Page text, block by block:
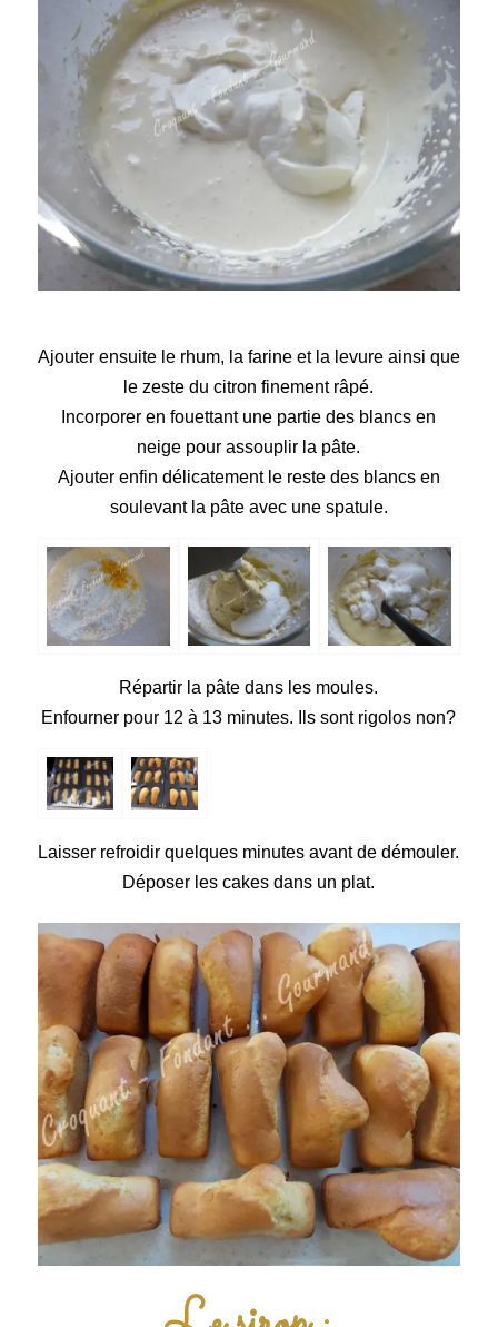
Ajouterensuite le rhum, la farine et la levure ainsi que
le zeste du citron finement râpé.
Incorporer en fouettant une partie des blancs en
neige pour assouplir la pâte.
Ajouter enfin délicatement le reste des blancs en
soulevant la pâte avec une spatule.
Répartir la pâte dans les moules.
Enfourner pour 12 à 13 minutes. Ils sont rigolos non?
Laisser refroidir quelques minutes avant de démouler.
Déposer les cakes dans un plat.